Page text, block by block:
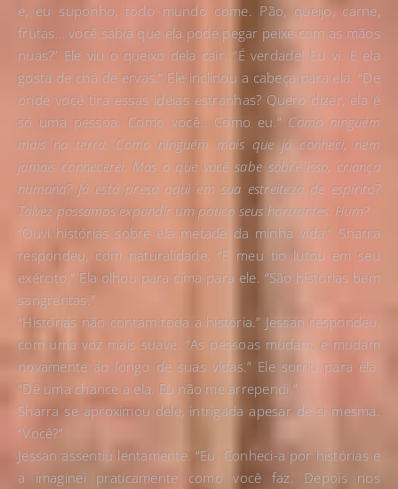
e, eu suponho, todo mundo come. Pão, queijo, carne,
frutas… você sabia que ela pode pegar peixe com as mãos
nuas?” Ele viu o queixo dela cair. “É verdade! Eu vi. E ela
gosta de chá de ervas.” Ele inclinou a cabeça para ela. “De
onde você tira essas ideias estranhas? Quero dizer, ela é
só uma pessoa. Como você.. Como eu.” Como ninguém
mais na terra. Como ninguém mais que já conheci, nem
jamais conhecerei. Mas o que você sabe sobre isso, criança
humana? Já está presa aqui em sua estreiteza de espírito?
Talvez possamos expandir um pouco seus horizontes. Hum?
“Ouvi histórias sobre ela metade da minha vida.” Sharra
respondeu, com naturalidade. “E meu tio lutou em seu
exército.” Ela olhou para cima para ele. “São histórias bem
sangrentas.”
“Histórias não contam toda a história.” Jessan respondeu,
com uma voz mais suave. “As pessoas mudam, e mudam
novamente ao longo de suas vidas.” Ele sorriu para ela.
“Dê uma chance a ela. Eu não me arrependi.”
Sharra se aproximou dele, intrigada apesar de si mesma.
“Você?”
Jessan assentiu lentamente. “Eu. Conheci-a por histórias e
a imaginei praticamente como você faz. Depois nos